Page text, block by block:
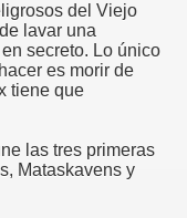
del Viejo
lavar una
secreto. Lo único
es morir de
tiene que
las tres primeras
Mataskavens y